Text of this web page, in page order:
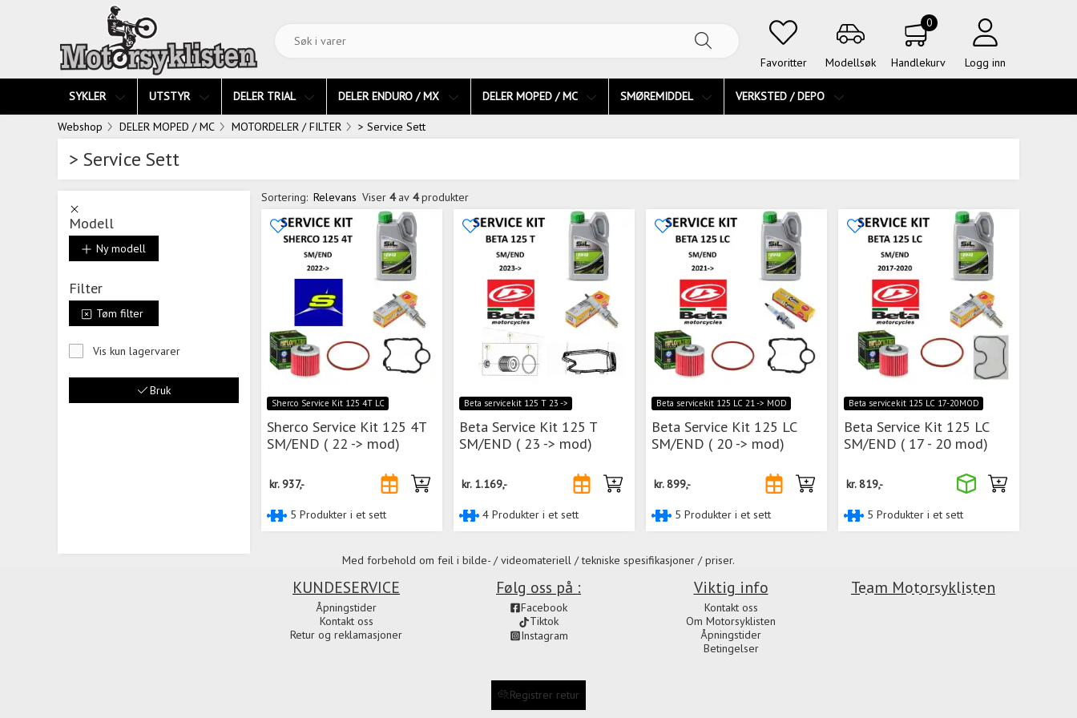
Favoritter Modellsøk
0
Handlekurv Logg inn
SYKLER UTSTYR DELER TRIAL DELER ENDURO / MX DELER MOPED / MC SMØREMIDDEL VERKSTED / DEPO
Webshop DELER MOPED / MC MOTORDELER / FILTER > Service Sett
> Service Sett
Modell
Ny modell
Filter
Tøm filter
Vis kun lagervarer
Bruk
Sortering: Relevans Viser 4 av 4produkter
Sherco Service Kit 125 4T LC
Sherco Service Kit 125 4T
SM/END ( 22 -> mod)
kr.937,-
5 Produkter i et sett
Beta servicekit 125 T 23 ->
Beta Service Kit 125 T
SM/END ( 23 -> mod)
kr. 1.169,-
4 Produkter i et sett
Beta servicekit 125 LC 21 -> MOD
Beta Service Kit 125 LC
SM/END ( 20 -> mod)
kr.899,-
5 Produkter i et sett
Beta servicekit 125 LC 17-20MOD
Beta Service Kit 125 LC
SM/END ( 17 - 20 mod)
kr.819,-
5 Produkter i et sett
Med forbehold om feil i bilde- / videomateriell / tekniske spesifikasjoner / priser.
Team Motorsyklisten
Viktig info
Kontakt oss
Om Motorsyklisten
Åpningstider
Betingelser
Følg oss på :
Facebook
Tiktok
Instagram
KUNDESERVICE
Åpningstider
Kontakt oss
Retur og reklamasjoner
Registrer retur